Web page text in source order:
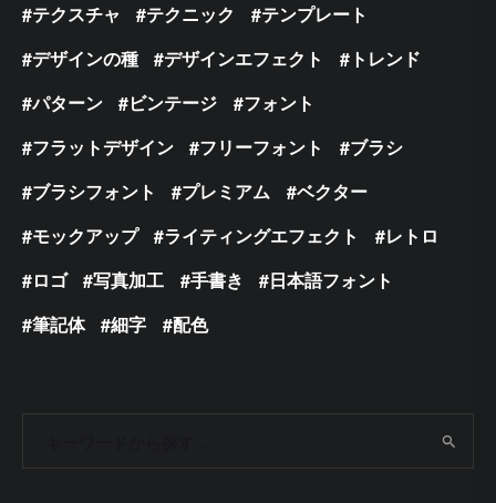
テクスチャ
テクニック
テンプレート
デザインの種
デザインエフェクト
トレンド
パターン
ビンテージ
フォント
フラットデザイン
フリーフォント
ブラシ
ブラシフォント
プレミアム
ベクター
モックアップ
ライティングエフェクト
レトロ
ロゴ
写真加工 手書き
日本語フォント
筆記体
細字 配色